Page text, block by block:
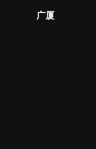
广厦